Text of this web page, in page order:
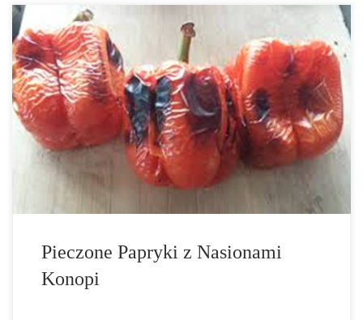
Pyszna Papryka z Nasionami Konopi, Przygotowanie w Prosty
Sposób Czas przygotowania: 20 minut Ilość porcji: 4 Składniki: 4
papryki, bez gniazd nasiennych, 4 łyżki całych nasion konopi, ⅓
szklanki oliwy z oliwek, 2 łyżki octu balsamicznego, ¼ szklanki
świeżego rozmarynu, […]
Pieczone Papryki z Nasionami
Konopi